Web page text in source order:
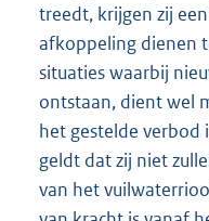
treedt, krijgen zij
afkoppeling dienen
situaties waarbij
ontstaan, dient wel
het gestelde verbod
geldt dat zij niet
van het